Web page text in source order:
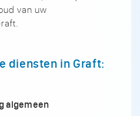
van uw
diensten in Graft:
algemeen